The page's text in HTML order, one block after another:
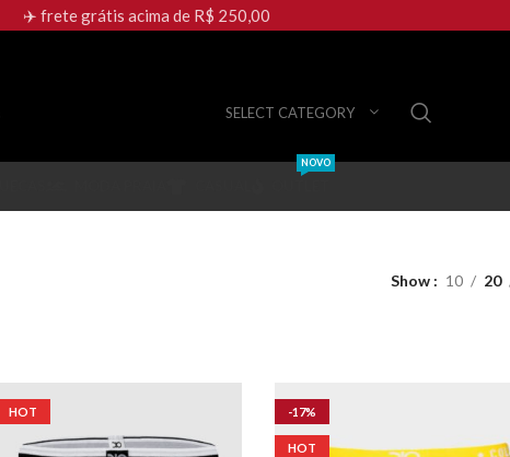
SELECT CATEGORY
NOVO
Show 10 20
HOT -17%
HOT
✈️ frete grátis acima de R$ 250,00